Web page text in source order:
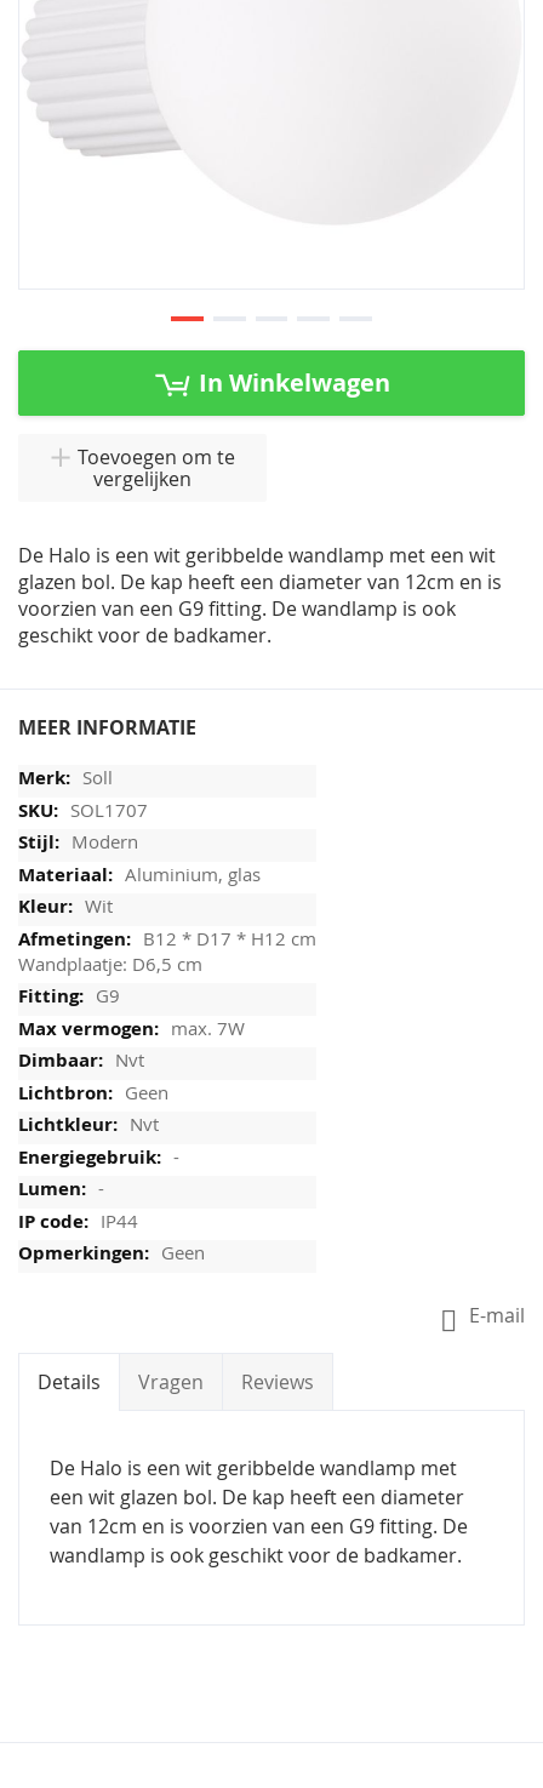
Ga
In Winkelwagen
Toevoegen om te
vergelijken
De Halo is een wit geribbelde wandlamp met een wit
glazen bol. De kap heeft een diameter van 12cm en is
voorzien van een G9 fitting. De wandlamp is ook
geschikt voor de badkamer.
MEER INFORMATIE
Soll
SOL1707
Modern
Aluminium, glas
Wit
B12 * D17 * H12 cm
Wandplaatje: D6,5 cm
G9
max. 7W
Nvt
Geen
Nvt
-
-
IP44
Geen
E-mail
Details Vragen Reviews
De Halo is een wit geribbelde wandlamp met
een wit glazen bol. De kap heeft een diameter
van 12cm en is voorzien van een G9 fitting. De
wandlamp is ook geschikt voor de badkamer.